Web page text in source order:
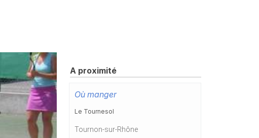
A proximité
Où manger
Le Tournesol
Tournon-sur-Rhône